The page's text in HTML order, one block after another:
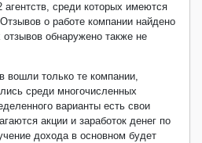
среди которых имеются
о работе компании найдено
обнаружено также не
вошли только те компании,
среди многочисленных
варианты есть свои
акции и заработок денег по
дохода в основном будет